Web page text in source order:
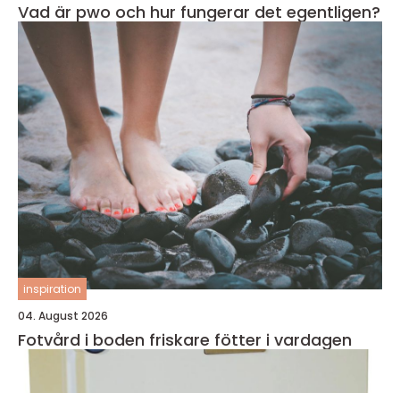
Vad är pwo och hur fungerar det egentligen?
inspiration
04. August 2026
Fotvård i boden friskare fötter i vardagen